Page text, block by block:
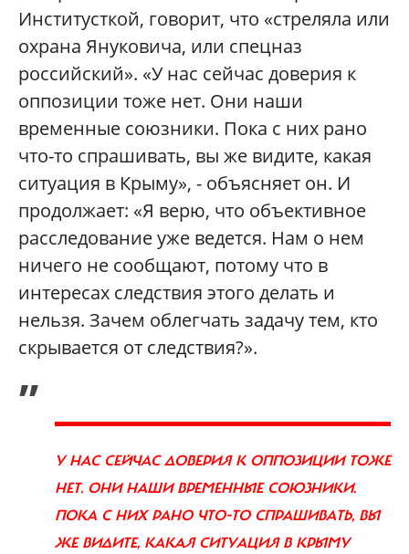
Институсткой, говорит, что «стреляла или
охрана Януковича, или спецназ
российский». «У нас сейчас доверия к
оппозиции тоже нет. Они наши
временные союзники. Пока с них рано
что-то спрашивать, вы же видите, какая
ситуация в Крыму», - объясняет он. И
продолжает: «Я верю, что объективное
расследование уже ведется. Нам о нем
ничего не сообщают, потому что в
интересах следствия этого делать и
нельзя. Зачем облегчать задачу тем, кто
скрывается от следствия?».
„
У НАС СЕЙЧАС ДОВЕРИЯ К ОППОЗИЦИИ ТОЖЕ
НЕТ. ОНИ НАШИ ВРЕМЕННЫЕ СОЮЗНИКИ.
ПОКА С НИХ РАНО ЧТО-ТО СПРАШИВАТЬ, ВЫ
ЖЕ ВИДИТЕ, КАКАЯ СИТУАЦИЯ В КРЫМУ